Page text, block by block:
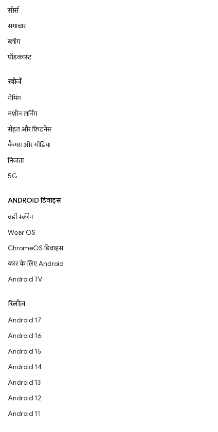
सोर्स
समाचार
ब्लॉग
पॉडकास्ट
खोजें
गेमिंग
मशीन लर्निंग
सेहत और फ़िटनेस
कैमरा और मीडिया
निजता
5G
ANDROID डिवाइस
बड़ी स्क्रीन
Wear OS
ChromeOS डिवाइस
कार के लिए Android
Android TV
रिलीज़
Android 17
Android 16
Android 15
Android 14
Android 13
Android 12
Android 11